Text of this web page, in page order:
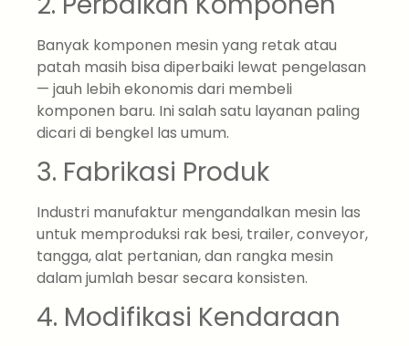
Banyak komponen mesin yang retak atau
patah masih bisa diperbaiki lewat pengelasan
— jauh lebih ekonomis dari membeli
komponen baru. Ini salah satu layanan paling
dicari di bengkel las umum.
3. Fabrikasi Produk
Industri manufaktur mengandalkan mesin las
untuk memproduksi rak besi, trailer, conveyor,
tangga, alat pertanian, dan rangka mesin
dalam jumlah besar secara konsisten.
4. Modifikasi Kendaraan